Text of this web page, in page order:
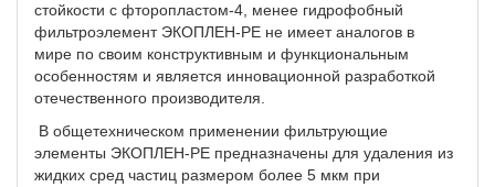
стойкости с фторопластом-4, менее гидрофобный
фильтроэлемент ЭКОПЛЕН-РЕ не имеет аналогов в
мире по своим конструктивным и функциональным
особенностям и является инновационной разработкой
отечественного производителя.
В общетехническом применении фильтрующие
элементы ЭКОПЛЕН-РЕ предназначены для удаления из
жидких сред частиц размером более 5 мкм при